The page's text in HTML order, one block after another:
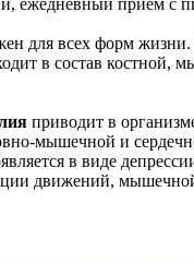
для всех форм жизни.
в состав костной,
приводит в
мышечной и
в виде
движений,